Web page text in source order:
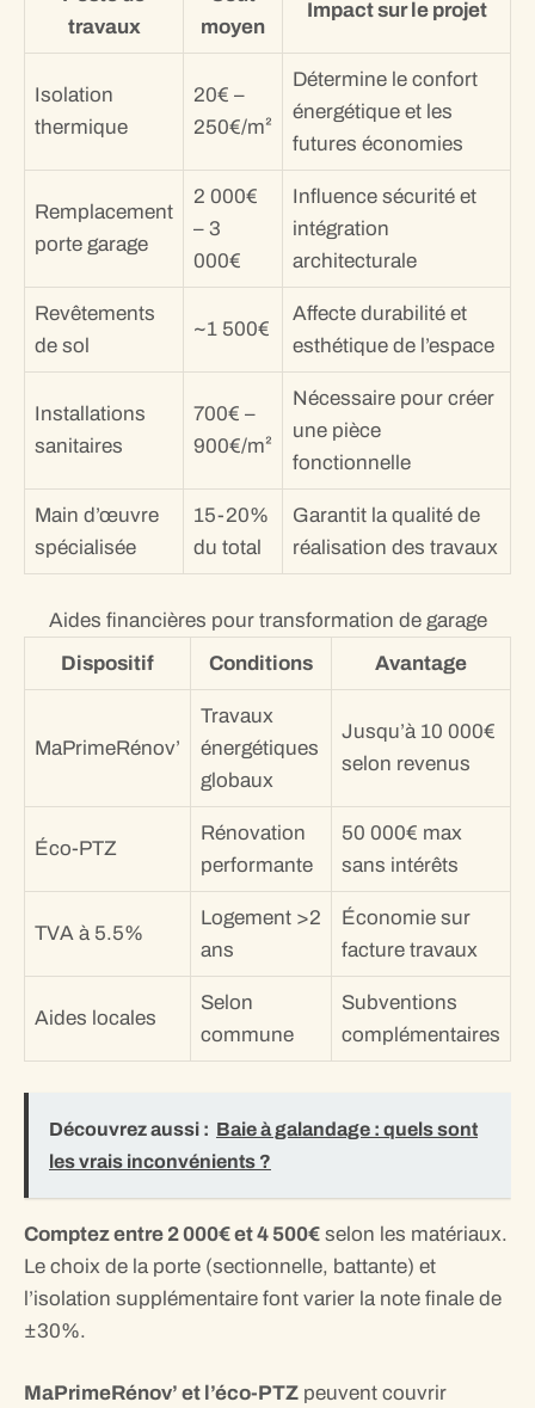
travaux
moyen
Impact sur le projet
Isolation
thermique
20€ –
250€/m²
Détermine le confort
énergétique et les
futures économies
Remplacement
porte garage
2 000€
– 3
000€
Influence sécurité et
intégration
architecturale
Revêtements
de sol
~1 500€
Affecte durabilité et
esthétique de l’espace
Installations
sanitaires
700€ –
900€/m²
Nécessaire pour créer
une pièce
fonctionnelle
Main d’œuvre
spécialisée
15-20%
du total
Garantit la qualité de
réalisation des travaux
Aides financières pour transformation de garage
Dispositif
Conditions Avantage
MaPrimeRénov’
Travaux
énergétiques
globaux
Jusqu’à 10 000€
selon revenus
Éco-PTZ
Rénovation
performante
50 000€ max
sans intérêts
TVA à 5.5%
Logement >2
ans
Économie sur
facture travaux
Aides locales
Selon
commune
Subventions
complémentaires
Découvrez aussi : Baie à galandage : quels sont
les vrais inconvénients ?
Comptez entre 2 000€ et 4 500€ selon les matériaux.
Le choix de la porte (sectionnelle, battante) et
l’isolation supplémentaire font varier la note finale de
±30%.
MaPrimeRénov’ et l’éco-PTZ peuvent couvrir